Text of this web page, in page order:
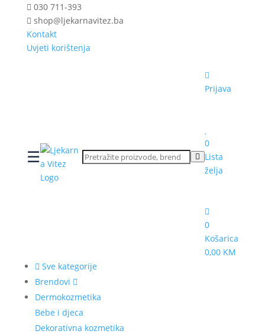
030 711-393
shop@ljekarnavitez.ba
Kontakt
Uvjeti korištenja
☰
Prijava
0
Lista
želja
0
Košarica
0,00 KM
Sve kategorije
Brendovi
Dermokozmetika
Bebe i djeca
Dekorativna kozmetika